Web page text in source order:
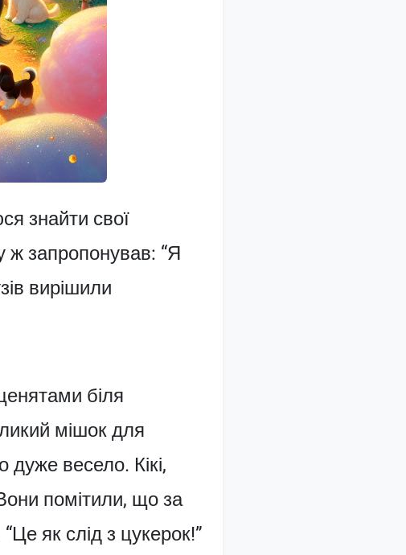
знайти свої
ж запропонував: “Я
вирішили
біля
мішок для
дуже весело. Кікі,
помітили, що за
як слід з цукерок!”